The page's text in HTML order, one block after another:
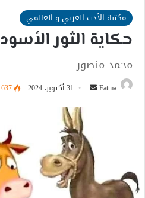
مكتبة الأدب العربي و العالمي
حكاية الثور الأسود
محمد منصور
Fatma
أرسل
إلكترونيا
31 أكتوبر، 2024 637